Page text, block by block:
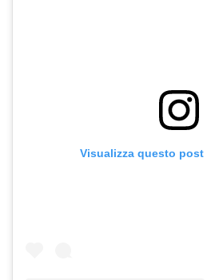
Visualizza questo post